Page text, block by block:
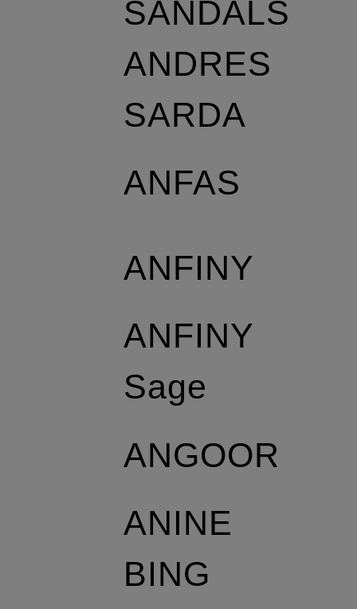
SANDALS
ANDRES
SARDA
ANFAS
ANFINY
ANFINY
Sage
ANGOOR
ANINE
BING